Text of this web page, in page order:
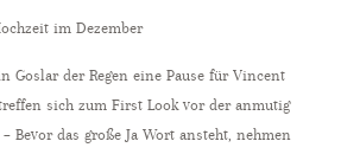
im Dezember
Goslar der Regen eine Pause für Vincent
sich zum First Look vor der anmutig
Bevor das große Ja Wort ansteht, nehmen